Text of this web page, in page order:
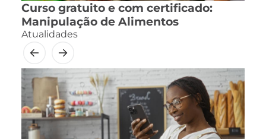
Curso gratuito e com certificado:
Manipulação de Alimentos
Atualidades